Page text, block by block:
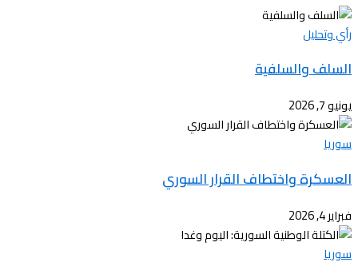
رأي وتحليل
السلف والسلفية
يونيو 7, 2026
سوريا
العسكرة واختطاف القرار السوري
فبراير 4, 2026
سوريا